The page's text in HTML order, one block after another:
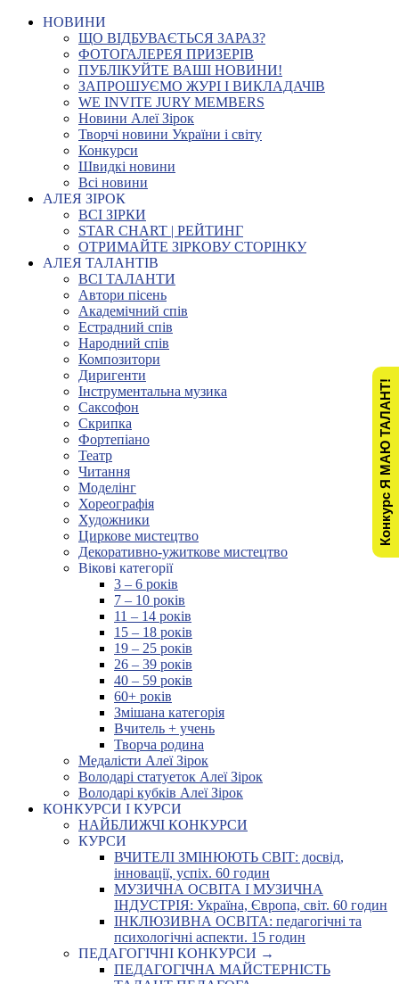
НОВИНИ
ЩО ВІДБУВАЄТЬСЯ ЗАРАЗ?
ФОТОГАЛЕРЕЯ ПРИЗЕРІВ
ПУБЛІКУЙТЕ ВАШІ НОВИНИ!
ЗАПРОШУЄМО ЖУРІ І ВИКЛАДАЧІВ
WE INVITE JURY MEMBERS
Новини Алеї Зірок
Творчі новини України і світу
Конкурси
Швидкі новини
Всі новини
АЛЕЯ ЗІРОК
ВСІ ЗІРКИ
STAR CHART | РЕЙТИНГ
ОТРИМАЙТЕ ЗІРКОВУ СТОРІНКУ
АЛЕЯ ТАЛАНТІВ
ВСІ ТАЛАНТИ
Автори пісень
Академічний спів
Естрадний спів
Народний спів
Композитори
Диригенти
Інструментальна музика
Саксофон
Скрипка
Фортепіано
Театр
Читання
Моделінг
Хореографія
Художники
Циркове мистецтво
Декоративно-ужиткове мистецтво
Вікові категорії
3 – 6 років
7 – 10 років
11 – 14 років
15 – 18 років
19 – 25 років
26 – 39 років
40 – 59 років
60+ років
Змішана категорія
Вчитель + учень
Творча родина
Медалісти Алеї Зірок
Володарі статуеток Алеї Зірок
Володарі кубків Алеї Зірок
КОНКУРСИ І КУРСИ
НАЙБЛИЖЧІ КОНКУРСИ
КУРСИ
ВЧИТЕЛІ ЗМІНЮЮТЬ СВІТ: досвід,
інновації, успіх. 60 годин
МУЗИЧНА ОСВІТА І МУЗИЧНА
ІНДУСТРІЯ: Україна, Європа, світ. 60 годин
ІНКЛЮЗИВНА ОСВІТА: педагогічні та
психологічні аспекти. 15 годин
ПЕДАГОГІЧНІ КОНКУРСИ →
ПЕДАГОГІЧНА МАЙСТЕРНІСТЬ
Конкурс Я МАЮ ТАЛАНТ!